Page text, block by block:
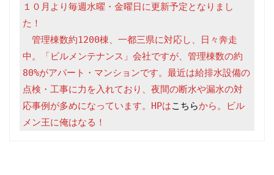
１０月より毎週水曜・金曜日に更新予定となりまし
た！
管理棟数約1200棟、一都三県に対応し、日々奔走
中。「ビルメンテナンス」会社ですが、管理棟数の約
80%がアパート・マンションです。最近は給排水設備の
点検・工事に力を入れており、夜間の断水や漏水の対
応事例が多めになっています。HPはこちらから。ビル
メン王に俺はなる！